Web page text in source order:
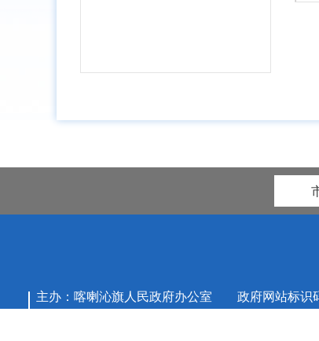
主办：喀喇沁旗人民政府办公室 政府网站标识